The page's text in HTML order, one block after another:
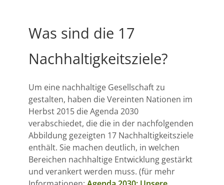
Was sind die 17
Nachhaltigkeitsziele?
Um eine nachhaltige Gesellschaft zu
gestalten, haben die Vereinten Nationen im
Herbst 2015 die Agenda 2030
verabschiedet, die die in der nachfolgenden
Abbildung gezeigten 17 Nachhaltigkeitsziele
enthält. Sie machen deutlich, in welchen
Bereichen nachhaltige Entwicklung gestärkt
und verankert werden muss. (für mehr